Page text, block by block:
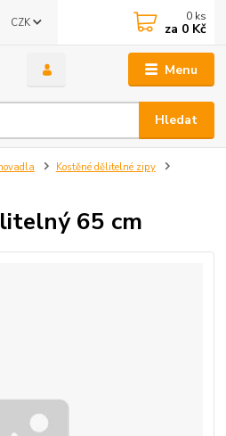
Menu
CZK
Hledat
0 ks
za 0 Kč
Kostěné dělitelné zipy
65 cm